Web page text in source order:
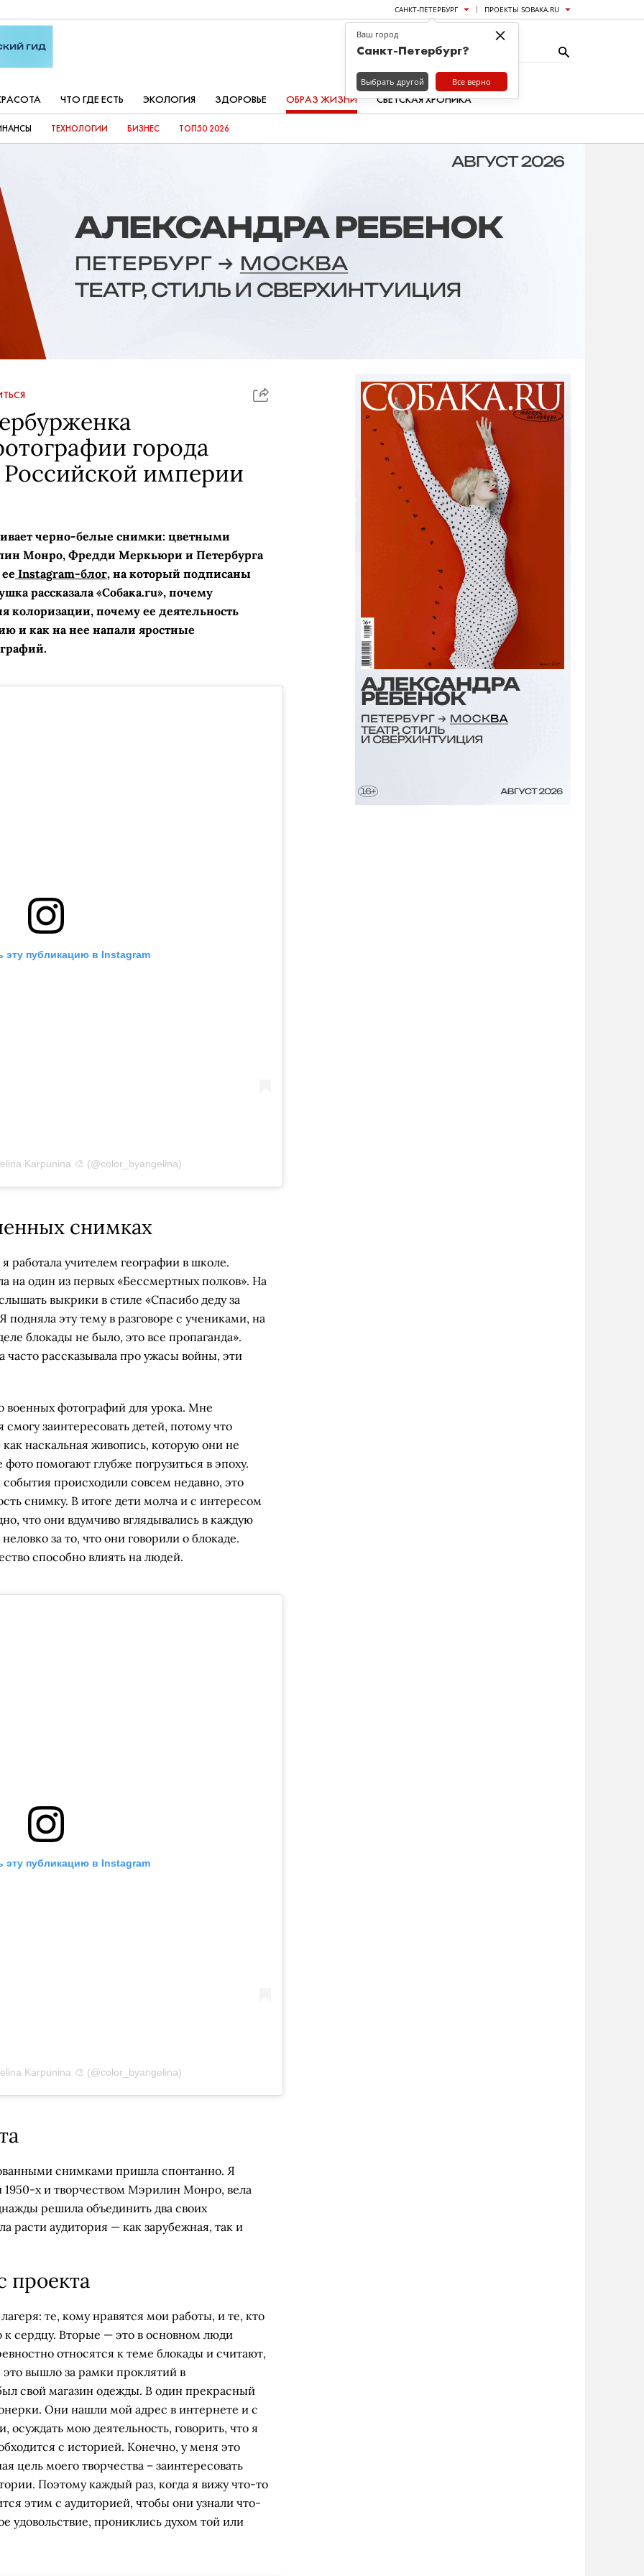
САНКТ-ПЕТЕРБУРГ ПРОЕКТЫ SOBAKA.RU
ЧТО ГДЕ ЕСТЬ ЭКОЛОГИЯ ЗДОРОВЬЕ ОБРАЗ ЖИЗНИ СВЕТСКАЯ ХРОНИКА
ТЕХНОЛОГИИ БИЗНЕС ТОП50 2026
города
Российской империи
черно-белые снимки: цветными
Монро, Фредди Меркьюри и Петербурга
Instagram-блог, на который подписаны
рассказала «Собака.ru», почему
колоризации, почему ее деятельность
и как на нее напали яростные
эту публикацию в Instagram
Karpunina 🎨 (@color_byangelina)
снимках
работала учителем географии в школе.
на один из первых «Бессмертных полков». На
выкрики в стиле «Спасибо деду за
эту тему в разговоре с учениками, на
блокады не было, это все пропаганда».
часто рассказывала про ужасы войны, эти
военных фотографий для урока. Мне
смогу заинтересовать детей, потому что
наскальная живопись, которую они не
помогают глубже погрузиться в эпоху.
события происходили совсем недавно, это
снимку. В итоге дети молча и с интересом
что они вдумчиво вглядывались в каждую
за то, что они говорили о блокаде.
способно влиять на людей.
эту публикацию в Instagram
Karpunina 🎨 (@color_byangelina)
снимками пришла спонтанно. Я
1950-х и творчеством Мэрилин Монро, вела
решила объединить два своих
расти аудитория — как зарубежная, так и
проекта
те, кому нравятся мои работы, и те, кто
сердцу. Вторые — это в основном люди
относятся к теме блокады и считают,
вышло за рамки проклятий в
свой магазин одежды. В один прекрасный
Они нашли мой адрес в интернете и с
осуждать мою деятельность, говорить, что я
с историей. Конечно, у меня это
цель моего творчества – заинтересовать
Поэтому каждый раз, когда я вижу что-то
этим с аудиторией, чтобы они узнали что-
удовольствие, прониклись духом той или
×
Ваш город
Санкт-Петербург?
Выбрать другой Все верно